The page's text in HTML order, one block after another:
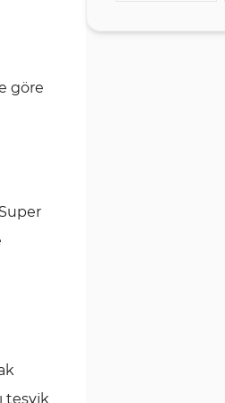
göre
teşvik
Funded'da Kaç